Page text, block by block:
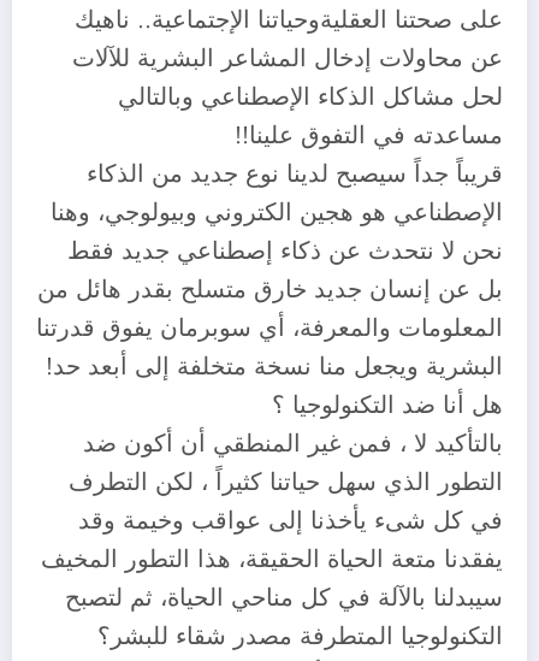
على صحتنا العقليةوحياتنا الإجتماعية.. ناهيك
عن محاولات إدخال المشاعر البشرية للآلات
لحل مشاكل الذكاء الإصطناعي وبالتالي
مساعدته في التفوق علينا!!
قريباً جداً سيصبح لدينا نوع جديد من الذكاء
الإصطناعي هو هجين الكتروني وبيولوجي، وهنا
نحن لا نتحدث عن ذكاء إصطناعي جديد فقط
بل عن إنسان جديد خارق متسلح بقدر هائل من
المعلومات والمعرفة، أي سوبرمان يفوق قدرتنا
البشرية ويجعل منا نسخة متخلفة إلى أبعد حد!
هل أنا ضد التكنولوجيا ؟
بالتأكيد لا ، فمن غير المنطقي أن أكون ضد
التطور الذي سهل حياتنا كثيراً ، لكن التطرف
في كل شىء يأخذنا إلى عواقب وخيمة وقد
يفقدنا متعة الحياة الحقيقة، هذا التطور المخيف
سيبدلنا بالآلة في كل مناحي الحياة، ثم لتصبح
التكنولوجيا المتطرفة مصدر شقاء للبشر؟